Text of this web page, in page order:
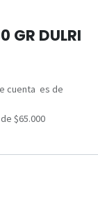
GR DULRI
cuenta es de
$65.000